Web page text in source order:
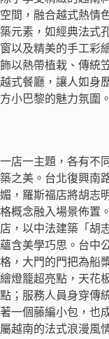
空間，融合越式熱情
築元素，如經典法式
窗以及精美的手工彩
飾以熱帶植栽、傳統
越式餐廳，讓人如身
方小巴黎的魅力氛圍。
一店一主題，各有不
築之美。台北復興南
媚，羅斯福店將胡志
格概念融入場景佈置
店，以中法建築「胡
蘊含美學巧思。台中
格，大門的門把為船
繪燈籠超亮點，天花
點；服務人員身穿傳
著一個藤編小包，也
屬越南的法式浪漫風